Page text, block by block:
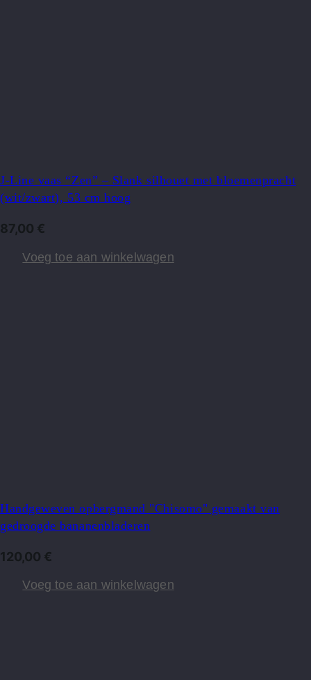
J-Line vaas “Zen” – Slank silhouet met bloemenpracht
(wit/zwart), 53 cm hoog
87,00 €
Voeg toe aan winkelwagen
Handgeweven opbergmand "Chisomo" gemaakt van
gedroogde bananenbladeren
120,00 €
Voeg toe aan winkelwagen